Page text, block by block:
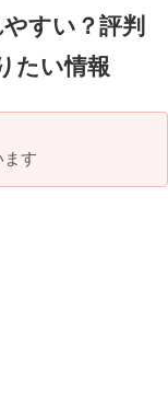
すい？評判
たい情報
ます